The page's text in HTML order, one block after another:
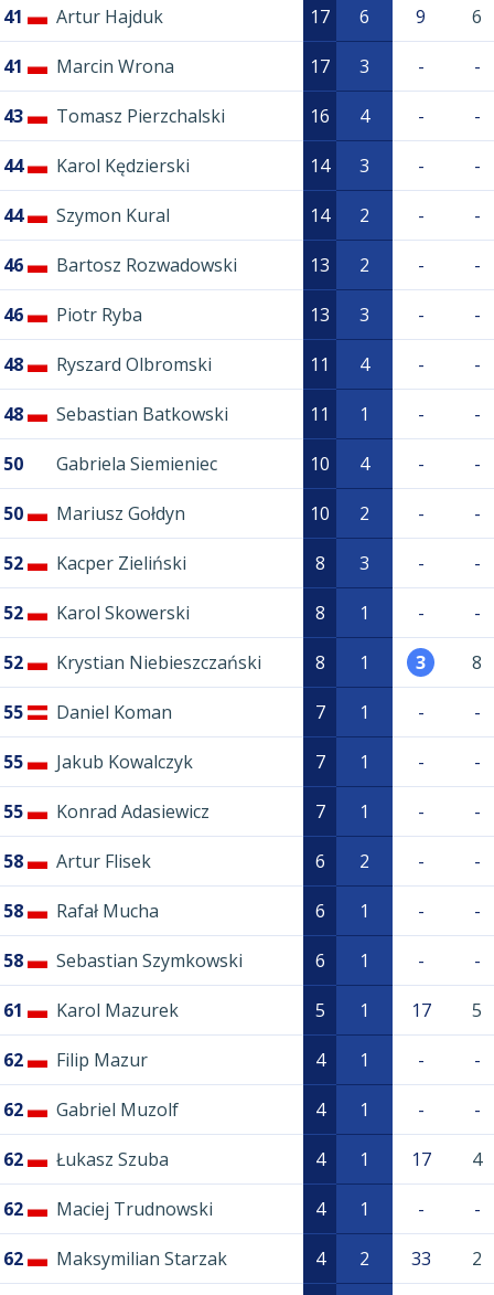
41 Artur Hajduk 17 6 9 6
41 Marcin Wrona 17 3 - -
43 Tomasz Pierzchalski 16 4 - -
44 Karol Kędzierski 14 3 - -
44 Szymon Kural 14 2 - -
46 Bartosz Rozwadowski 13 2 - -
46 Piotr Ryba 13 3 - -
48 Ryszard Olbromski 11 4 - -
48 Sebastian Batkowski 11 1 - -
50 Gabriela Siemieniec 10 4 - -
50 Mariusz Gołdyn 10 2 - -
52 Kacper Zieliński 8 3 - -
52 Karol Skowerski 8 1 - -
52 Krystian Niebieszczański 8 1 3 8
55 Daniel Koman 7 1 - -
55 Jakub Kowalczyk 7 1 - -
55 Konrad Adasiewicz 7 1 - -
58 Artur Flisek 6 2 - -
58 Rafał Mucha 6 1 - -
58 Sebastian Szymkowski 6 1 - -
61 Karol Mazurek 5 1 17 5
62 Filip Mazur 4 1 - -
62 Gabriel Muzolf 4 1 - -
62 Łukasz Szuba 4 1 17 4
62 Maciej Trudnowski 4 1 - -
62 Maksymilian Starzak 4 2 33 2